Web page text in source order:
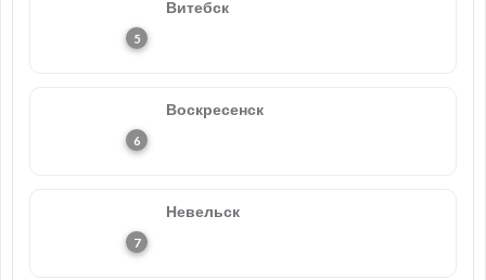
Витебск
Воскресенск
Невельск